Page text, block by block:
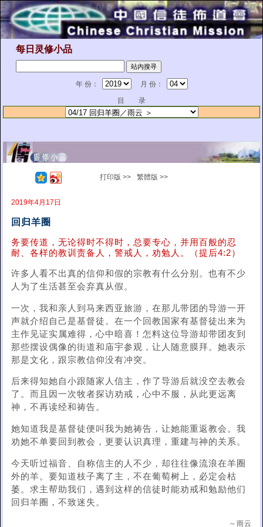
每日灵修小品
年 份：
月 份：
目 录
打印版 >> 繁體版 >>
2019年4月17日
回归羊圈
务要传道，无论得时不得时，总要专心，并用百般的忍
耐、各样的教训责备人，警戒人，劝勉人。（提后4:2）
许多人看不出真的信仰和假的宗教有什么分别。也有不少
人为了生活甚至会弃真从假。
一次，我和亲人到马来西亚旅游，在那儿带团的导游一开
声就介绍自己是基督徒。在一个回教国家有基督徒出来为
主作见证实属难得，心中暗喜！怎料这位导游却带团友到
那些摆设偶像的街道和庙宇参观，让人随意膜拜。她表示
那是文化，跟宗教信仰没有冲突。
后来得知她自小跟随家人信主，作了导游后就没空去教会
了。而且因一次牧者探访劝戒，心中不服，从此更远离
神，不再读经和祷告。
她知道我是基督徒便叫我为她祷告，让她能重返教会。我
劝她不单要回到教会，更要认识真理，重建与神的关系。
今天听过福音、自称信主的人不少，却往往像流浪在羊圈
外的羊。要知道枝子离了主，不在葡萄树上，必定会枯
萎。求主帮助我们，遇到这样的信徒时能劝戒和勉励他们
回归羊圈，不致迷失。
～雨云